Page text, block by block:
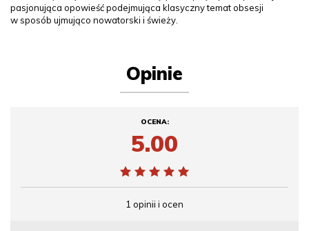
pasjonująca opowieść podejmująca klasyczny temat obsesji
w sposób ujmująco nowatorski i świeży.
Opinie
OCENA:
5.00
1 opinii i ocen